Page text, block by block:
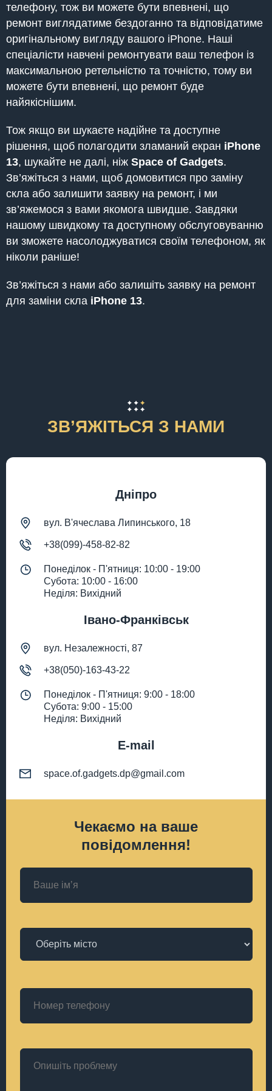
телефону, тож ви можете бути впевнені, що
ремонт виглядатиме бездоганно та відповідатиме
оригінальному вигляду вашого iPhone. Наші
спеціалісти навчені ремонтувати ваш телефон із
максимальною ретельністю та точністю, тому ви
можете бути впевнені, що ремонт буде
найякіснішим.
Тож якщо ви шукаєте надійне та доступне
рішення, щоб полагодити зламаний екран iPhone
13, шукайте не далі, ніж Space of Gadgets.
Зв’яжіться з нами, щоб домовитися про заміну
скла або залишити заявку на ремонт, і ми
зв’яжемося з вами якомога швидше. Завдяки
нашому швидкому та доступному обслуговуванню
ви зможете насолоджуватися своїм телефоном, як
ніколи раніше!
Зв’яжіться з нами або залишіть заявку на ремонт
для заміни скла iPhone 13.
ЗВʼЯЖІТЬСЯ З НАМИ
Дніпро
вул. В'ячеслава Липинського, 18
+38(099)-458-82-82
Понеділок - П'ятниця: 10:00 - 19:00
Субота: 10:00 - 16:00
Неділя: Вихідний
Івано-Франківськ
вул. Незалежності, 87
+38(050)-163-43-22
Понеділок - П'ятниця: 9:00 - 18:00
Субота: 9:00 - 15:00
Неділя: Вихідний
E-mail
space.of.gadgets.dp@gmail.com
Чекаємо на ваше
повідомлення!